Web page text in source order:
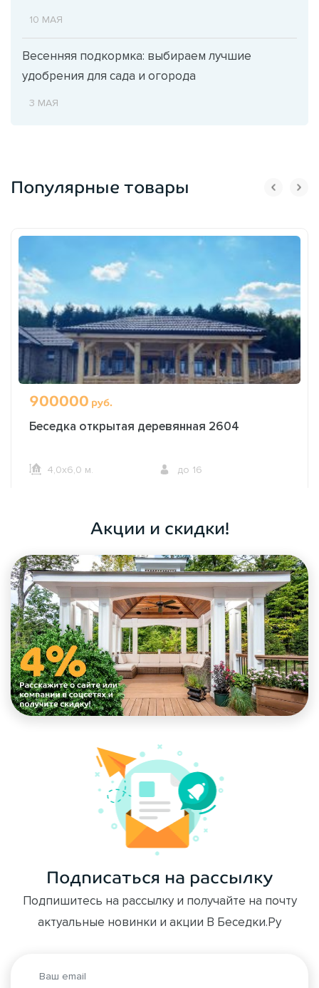
10 МАЯ
Весенняя подкормка: выбираем лучшие
удобрения для сада и огорода
3 МАЯ
Популярные товары
900000 руб.
Беседка открытая деревянная 2604
4,0х6,0 м. до 16
Акции и скидки!
Подписаться на рассылку
Подпишитесь на рассылку и получайте на почту
актуальные новинки и акции В Беседки.Ру